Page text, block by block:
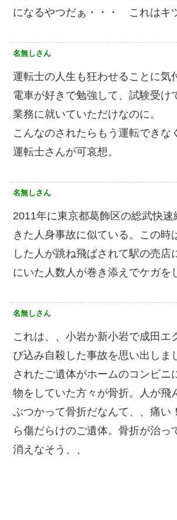
になるやつだぁ・・・ これはキ
名無しさん
運転士の人生も狂わせることに気
電車が好きで勉強して、試験受け
業務に就いていただけなのに。
こんなのされたらもう運転できな
運転士さんが可哀想。
名無しさん
2011年に東京都葛飾区の総武快速
きた人身事故に似ている。この時
した人が跳ね飛ばされて駅の売店
にいた人数人が巻き添えでケガを
名無しさん
これは、、小岩か新小岩で成田エ
び込み自殺した事故を思い出しま
されたご遺体がホームのコンビニ
物をしていた方々が骨折。人が飛
ぶつかって骨折だなんて、、痛い
ら傷だらけのご遺体。骨折が治っ
消えなそう、、